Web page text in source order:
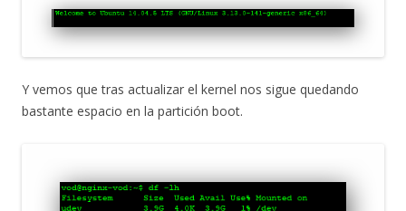
Y vemos que tras actualizar el kernel nos sigue quedando
bastante espacio en la partición boot.